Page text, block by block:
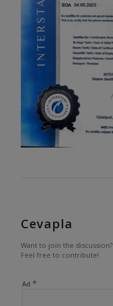
Cevapla
Want to join the discussion?
Feel free to contribute!
Ad *